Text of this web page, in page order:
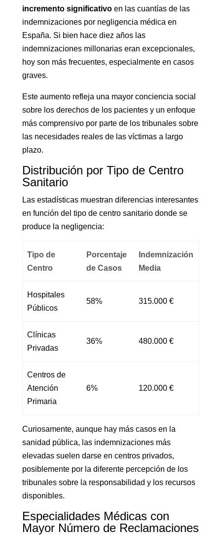
incremento significativoen las cuantías de las
indemnizaciones por negligencia médica en
España. Si bien hace diez años las
indemnizaciones millonarias eran excepcionales,
hoy son más frecuentes, especialmente en casos
graves.
Este aumento refleja una mayor conciencia social
sobre los derechos de los pacientes y un enfoque
más comprensivo por parte de los tribunales sobre
las necesidades reales de las víctimas a largo
plazo.
Distribución por Tipo de Centro
Sanitario
Las estadísticas muestran diferencias interesantes
en función del tipo de centro sanitario donde se
produce la negligencia:
Tipo de
Centro
Porcentaje
de Casos
Indemnización
Media
Hospitales
Públicos
58% 315.000 €
Clínicas
Privadas
36% 480.000 €
Centros de
Atención
Primaria
6% 120.000 €
Curiosamente, aunque hay más casos en la
sanidad pública, las indemnizaciones más
elevadas suelen darse en centros privados,
posiblemente por la diferente percepción de los
tribunales sobre la responsabilidad y los recursos
disponibles.
Especialidades Médicas con
Mayor Número de Reclamaciones